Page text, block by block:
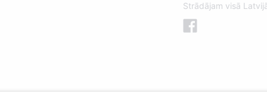
Strādājam visā